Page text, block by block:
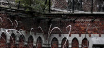
dans les prisons :